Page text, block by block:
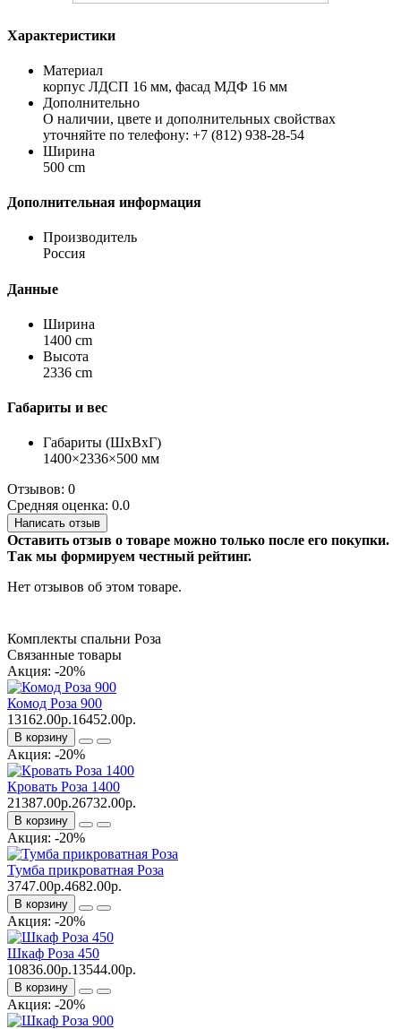
Характеристики
Материал
корпус ЛДСП 16 мм, фасад МДФ 16 мм
Дополнительно
О наличии, цвете и дополнительных свойствах
уточняйте по телефону: +7 (812) 938-28-54
Ширина
500 cm
Дополнительная информация
Производитель
Россия
Данные
Ширина
1400 cm
Высота
2336 cm
Габариты и вес
Габариты (ШхВхГ)
1400×2336×500 мм
Отзывов: 0
Средняя оценка: 0.0
Написать отзыв
Оставить отзыв о товаре можно только после его покупки.
Так мы формируем честный рейтинг.
Нет отзывов об этом товаре.
Комплекты спальни Роза
Связанные товары
Акция: -20%
Комод Роза 900
13162.00р.16452.00р.
В корзину
Акция: -20%
Кровать Роза 1400
21387.00р.26732.00р.
В корзину
Акция: -20%
Тумба прикроватная Роза
3747.00р.4682.00р.
В корзину
Акция: -20%
Шкаф Роза 450
10836.00р.13544.00р.
В корзину
Акция: -20%